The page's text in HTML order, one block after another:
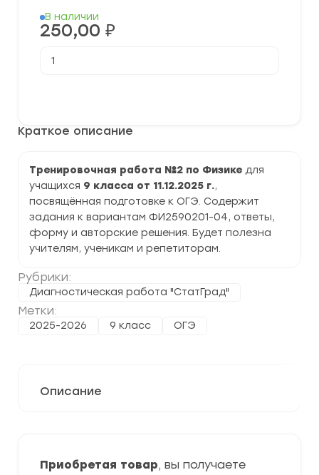
Краткое описание
Тренировочная работа №2 по Физике для
учащихся 9 класса от 11.12.2025 г.,
посвящённая подготовке к ОГЭ. Содержит
задания к вариантам ФИ2590201-04, ответы,
форму и авторские решения. Будет полезна
учителям, ученикам и репетиторам.
Рубрики:
Диагностическая работа "СтатГрад"
Метки:
2025-2026 9 класс ОГЭ
В наличии
250,00 ₽
товара
Физике
(ФИ2590201-
04)
задания
и
ответы
Описание
Приобретая товар, вы получаете